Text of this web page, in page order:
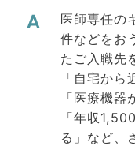
医師専任の
件などをお
たご入職先
「自宅から
「医療機器
「年収
る」など、